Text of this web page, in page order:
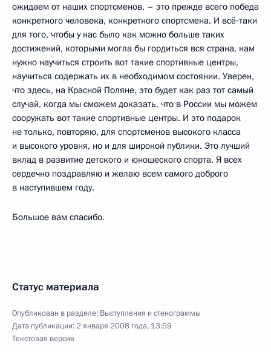
ожидаем от наших спортсменов, – это прежде всего победа
конкретного человека, конкретного спортсмена. И всё‑таки
для того, чтобы у нас было как можно больше таких
достижений, которыми могла бы гордиться вся страна, нам
нужно научиться строить вот такие спортивные центры,
научиться содержать их в необходимом состоянии. Уверен,
что здесь, на Красной Поляне, это будет как раз тот самый
случай, когда мы сможем доказать, что в России мы можем
сооружать вот такие спортивные центры. И это подарок
не только, повторяю, для спортсменов высокого класса
и высокого уровня, но и для широкой публики. Это лучший
вклад в развитие детского и юношеского спорта. Я всех
сердечно поздравляю и желаю всем самого доброго
в наступившем году.
Большое вам спасибо.
Статус материала
Опубликован в разделе: Выступления и стенограммы
Дата публикации:2 января 2008 года, 13:59
Текстовая версия